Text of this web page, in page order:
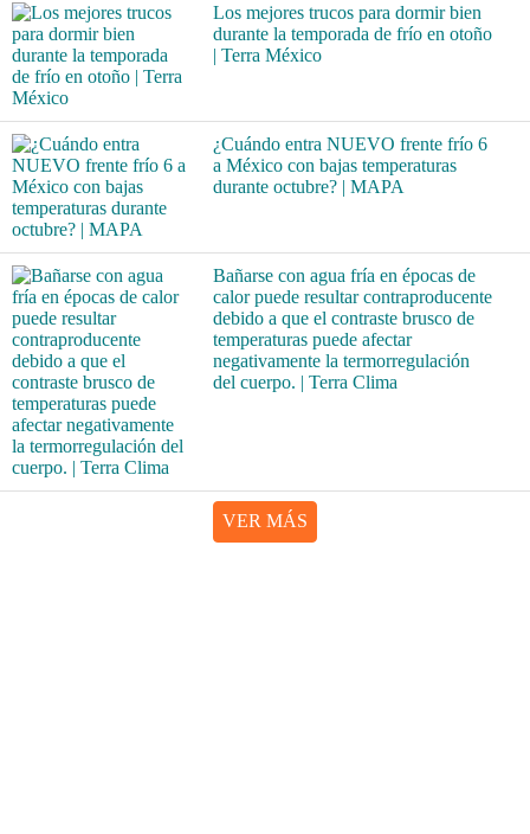
Los mejores trucos para dormir bien
durante la temporada de frío en otoño
| Terra México
¿Cuándo entra NUEVO frente frío 6
a México con bajas temperaturas
durante octubre? | MAPA
Bañarse con agua fría en épocas de
calor puede resultar contraproducente
debido a que el contraste brusco de
temperaturas puede afectar
negativamente la termorregulación
del cuerpo. | Terra Clima
VER MÁS